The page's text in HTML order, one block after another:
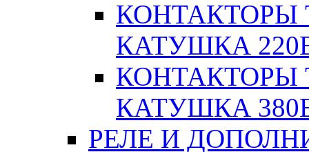
КОНТАКТОРЫ
КАТУШКА
КОНТАКТОРЫ
КАТУШКА
РЕЛЕ И